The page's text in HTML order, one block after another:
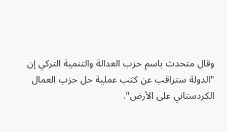
وقال متحدث باسم حزب العدالة والتنمية التركي إن
"الدولة ستراقب عن كثب عملية حل حزب العمال
الكردستاني على الأرض".